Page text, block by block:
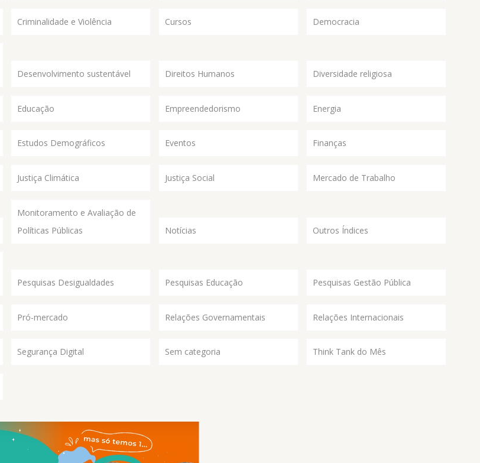
Criminalidade e Violência Cursos Democracia
Desenvolvimento sustentável Direitos Humanos Diversidade religiosa
Educação Empreendedorismo Energia
Estudos Demográficos Eventos Finanças
Justiça Climática Justiça Social Mercado de Trabalho
Monitoramento e Avaliação de
Políticas Públicas
Notícias Outros Índices
Pesquisas Desigualdades Pesquisas Educação Pesquisas Gestão Pública
Pró-mercado Relações Governamentais Relações Internacionais
Segurança Digital Sem categoria Think Tank do Mês